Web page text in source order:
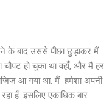
के बाद उससे पीछा छुड़ाकर मैं
हो चुका था वहाँ, और मैं हर
आ गया था. मैं हमेशा अपनी
हूँ. इसलिए एकाधिक बार